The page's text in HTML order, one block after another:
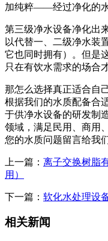
加纯粹——经过净化的水
第三级净水设备净化出
以代替一、二级净水装
它也同时拥有）。但是
只在有饮水需求的场合
那怎么选择真正适合自
根据我们的水质配备合
于供净水设备的研发制
领域，满足民用、商用
您的水质问题留言给我
上一篇： 离子交换树脂
用）
下一篇： 软化水处理设
相关新闻